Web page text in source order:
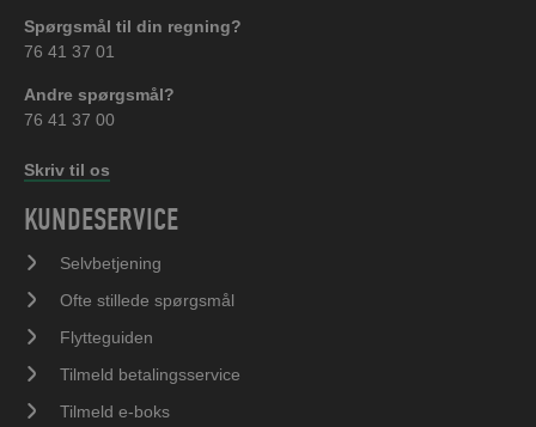
Spørgsmål til din regning?
76 41 37 01
Andre spørgsmål?
76 41 37 00
Skriv til os
KUNDESERVICE
Selvbetjening
Ofte stillede spørgsmål
Flytteguiden
Tilmeld betalingsservice
Tilmeld e-boks